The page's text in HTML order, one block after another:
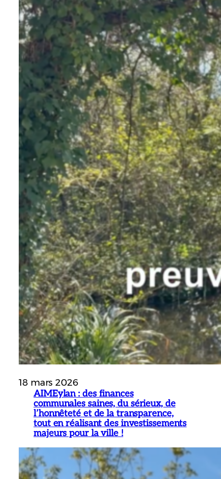
18 mars 2026
AIMEylan : des finances
communales saines, du sérieux, de
l’honnêteté et de la transparence,
tout en réalisant des investissements
majeurs pour la ville !